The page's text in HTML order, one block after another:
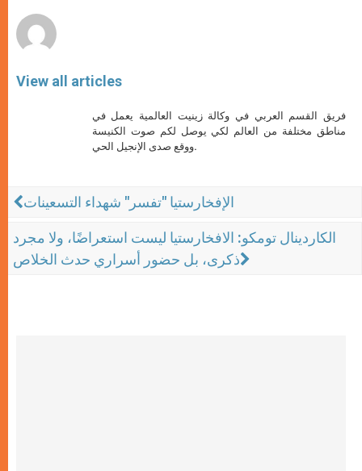
View all articles
فريق القسم العربي في وكالة زينيت العالمية يعمل في
مناطق مختلفة من العالم لكي يوصل لكم صوت الكنيسة
ووقع صدى الإنجيل الحي.
الإفخارستيا "تفسر" شهداء التسعينات
الكاردينال تومكو: الافخارستيا ليست استعراضًا، ولا مجرد
ذكرى، بل حضور أسراري حدث الخلاص